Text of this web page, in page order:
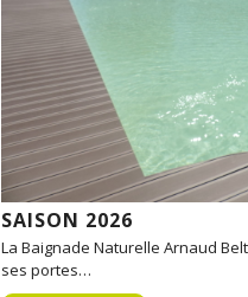
SAISON 2026
La Baignade Naturelle Arnaud
ses portes…